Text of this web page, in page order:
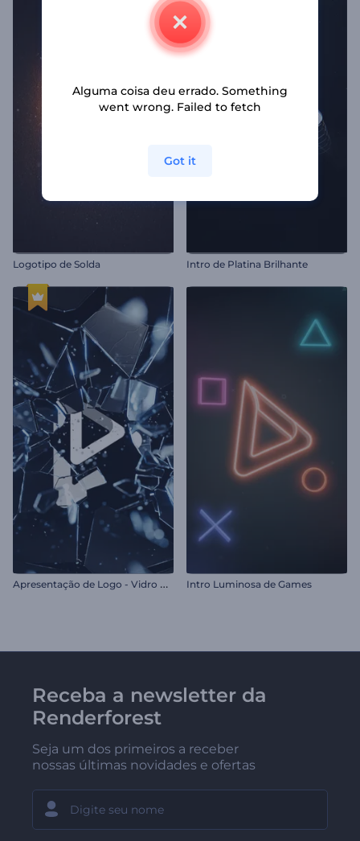
Logotipo de Solda Intro de Platina Brilhante
A
presentação de Logo - Vidro Quebrado Intro Luminosa de Games
Receba a newsletter da
Renderforest
Seja um dos primeiros a receber
nossas últimas novidades e ofertas
Alguma coisa deu errado. Something
went wrong. Failed to fetch
Got it